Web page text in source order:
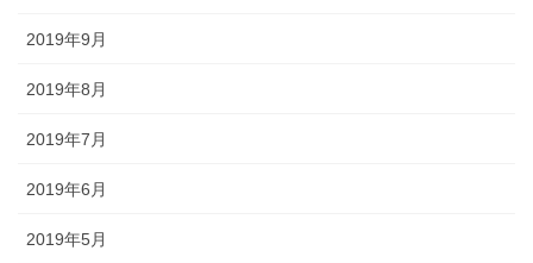
2019年9月
2019年8月
2019年7月
2019年6月
2019年5月